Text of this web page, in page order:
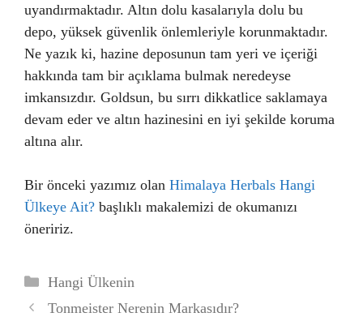
uyandırmaktadır. Altın dolu kasalarıyla dolu bu
depo, yüksek güvenlik önlemleriyle korunmaktadır.
Ne yazık ki, hazine deposunun tam yeri ve içeriği
hakkında tam bir açıklama bulmak neredeyse
imkansızdır. Goldsun, bu sırrı dikkatlice saklamaya
devam eder ve altın hazinesini en iyi şekilde koruma
altına alır.
Bir önceki yazımız olan Himalaya Herbals Hangi
Ülkeye Ait? başlıklı makalemizi de okumanızı
öneririz.
Kategoriler
Hangi Ülkenin
Tonmeister Nerenin Markasıdır?